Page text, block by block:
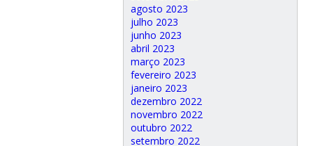
agosto 2023
julho 2023
junho 2023
abril 2023
março 2023
fevereiro 2023
janeiro 2023
dezembro 2022
novembro 2022
outubro 2022
setembro 2022